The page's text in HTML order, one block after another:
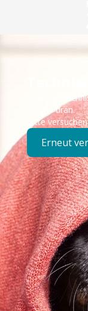
Es ist ein
bereits dran.
Bitte
Erneut